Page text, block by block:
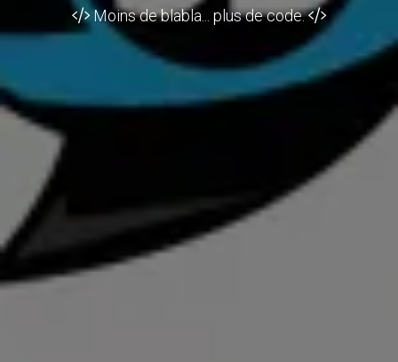
Moins de blabla... plus de code.